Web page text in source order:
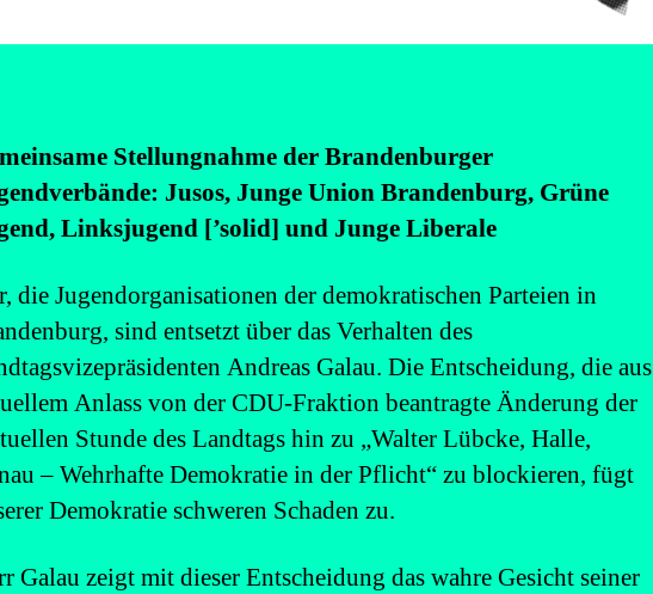
Stellungnahme der Brandenburger
Jusos, Junge Union Brandenburg, Grüne
Linksjugend [’solid] und Junge Liberale
die Jugendorganisationen der demokratischen Parteien in
sind entsetzt über das Verhalten des
Andreas Galau. Die Entscheidung, die aus
Anlass von der CDU-Fraktion beantragte Änderung der
Stunde des Landtags hin zu „Walter Lübcke, Halle,
– Wehrhafte Demokratie in der Pflicht“ zu blockieren, fügt
Demokratie schweren Schaden zu.
Galau zeigt mit dieser Entscheidung das wahre Gesicht seiner